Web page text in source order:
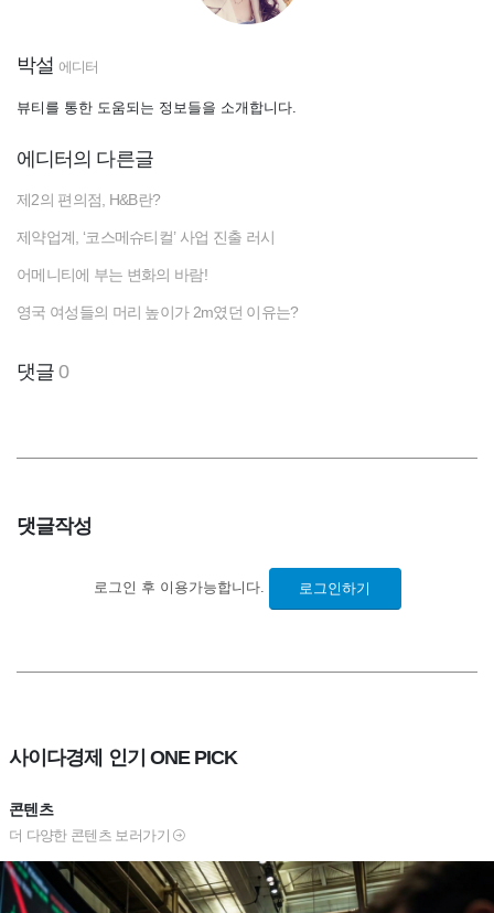
박설 에디터
뷰티를 통한 도움되는 정보들을 소개합니다.
에디터의 다른글
제2의 편의점, H&B란?
제약업계, ‘코스메슈티컬’ 사업 진출 러시
어메니티에 부는 변화의 바람!
영국 여성들의 머리 높이가 2m였던 이유는?
댓글0
댓글작성
로그인 후 이용가능합니다. 로그인하기
사이다경제 인기 ONE PICK
콘텐츠
더 다양한 콘텐츠 보러가기